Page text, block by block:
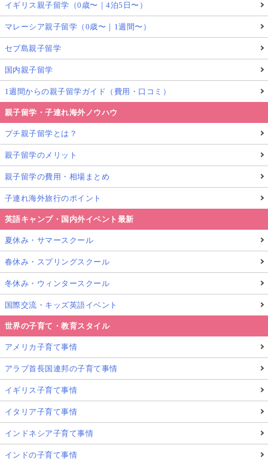
イギリス親子留学（0歳〜｜4泊5日〜）
マレーシア親子留学（0歳〜｜1週間〜）
セブ島親子留学
国内親子留学
1週間からの親子留学ガイド（費用・口コミ）
親子留学・子連れ海外ノウハウ
プチ親子留学とは？
親子留学のメリット
親子留学の費用・相場まとめ
子連れ海外旅行のポイント
英語キャンプ・国内外イベント最新
夏休み・サマースクール
春休み・スプリングスクール
冬休み・ウィンタースクール
国際交流・キッズ英語イベント
世界の子育て・教育スタイル
アメリカ子育て事情
アラブ首長国連邦の子育て事情
イギリス子育て事情
イタリア子育て事情
インドネシア子育て事情
インドの子育て事情